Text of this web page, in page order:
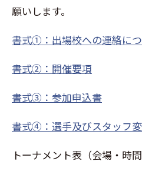
願いします。
書式①：出場校への連絡に
書式②：開催要項
書式③：参加申込書
書式④：選手及びスタッフ
トーナメント表（会場・時